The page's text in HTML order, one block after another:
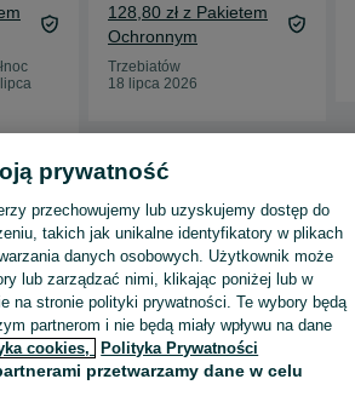
128,80 zł z Pakietem
Ochronnym
Trzebiatów
18 lipca 2026
Wody perfumowane - Marki
Wyświetlenia:
prywatność
przechowujemy lub uzyskujemy dostęp do
takich jak unikalne identyfikatory w plikach
danych osobowych. Użytkownik może
lub zarządzać nimi, klikając poniżej lub w
na stronie polityki prywatności. Te wybory będą
partnerom i nie będą miały wpływu na dane
cookies, Polityka Prywatności
przetwarzamy dane w celu